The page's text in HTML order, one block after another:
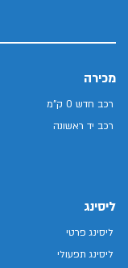
מכירה
רכב חדש 0 ק"מ
רכב יד ראשונה
ליסינג
ליסינג פרטי
ליסינג תפעולי